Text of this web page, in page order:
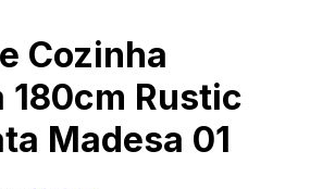
Cozinha
180cm Rustic
Madesa 01